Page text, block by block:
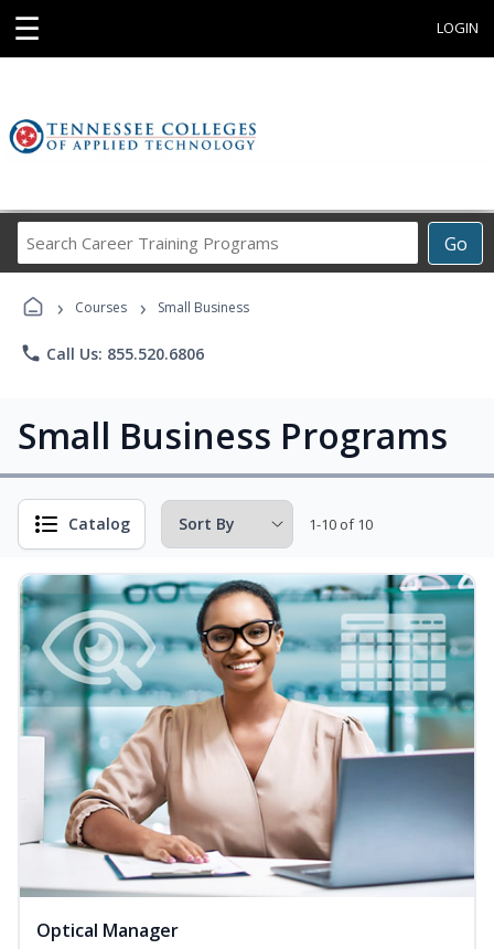
☰ LOGIN
Go
Career
Programs
› Courses › Small Business
phone Call Us: 855.520.6806
Small Business Programs
Catalog 1-10 of 10
Optical Manager